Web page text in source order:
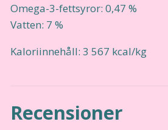
Omega-3-fettsyror: 0,47 %
Vatten: 7 %
Kaloriinnehåll: 3 567 kcal/kg
Recensioner